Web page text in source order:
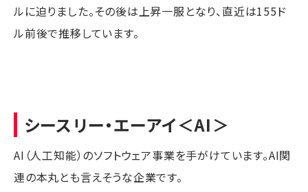
ルに迫りました。その後は上昇一服となり、直近は155ド
ル前後で推移しています。
シースリー・エーアイ＜AI＞
AI（人工知能）のソフトウェア事業を手がけています。AI関
連の本丸とも言えそうな企業です。